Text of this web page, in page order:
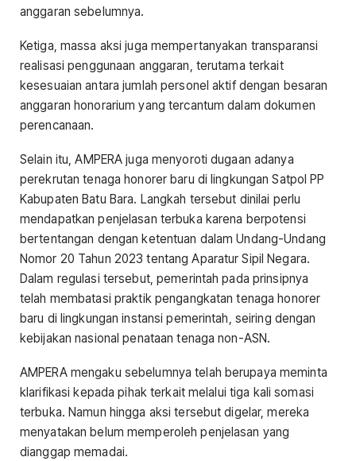
anggaran sebelumnya.
Ketiga, massa aksi juga mempertanyakan transparansi
realisasi penggunaan anggaran, terutama terkait
kesesuaian antara jumlah personel aktif dengan besaran
anggaran honorarium yang tercantum dalam dokumen
perencanaan.
Selain itu, AMPERA juga menyoroti dugaan adanya
perekrutan tenaga honorer baru di lingkungan Satpol PP
Kabupaten Batu Bara. Langkah tersebut dinilai perlu
mendapatkan penjelasan terbuka karena berpotensi
bertentangan dengan ketentuan dalam Undang-Undang
Nomor 20 Tahun 2023 tentang Aparatur Sipil Negara.
Dalam regulasi tersebut, pemerintah pada prinsipnya
telah membatasi praktik pengangkatan tenaga honorer
baru di lingkungan instansi pemerintah, seiring dengan
kebijakan nasional penataan tenaga non-ASN.
AMPERA mengaku sebelumnya telah berupaya meminta
klarifikasi kepada pihak terkait melalui tiga kali somasi
terbuka. Namun hingga aksi tersebut digelar, mereka
menyatakan belum memperoleh penjelasan yang
dianggap memadai.